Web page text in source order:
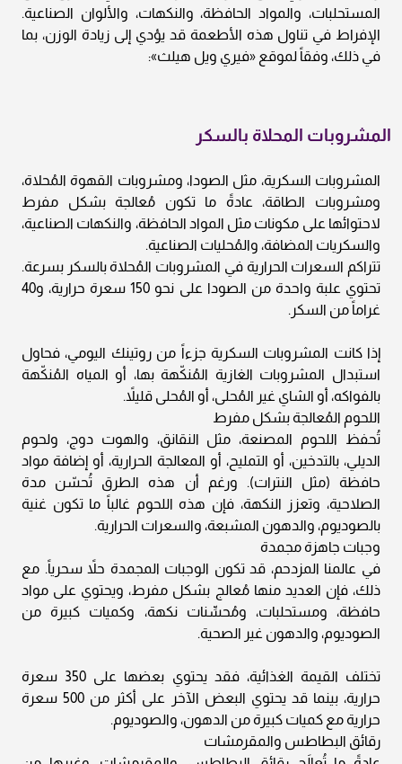
المستحلبات، والمواد الحافظة، والنكهات، والألوان الصناعية.
الإفراط في تناول هذه الأطعمة قد يؤدي إلى زيادة الوزن، بما
في ذلك، وفقاً لموقع «فيري ويل هيلث»:
المشروبات المحلاة بالسكر
المشروبات السكرية، مثل الصودا، ومشروبات القهوة المُحلاة،
ومشروبات الطاقة، عادةً ما تكون مُعالجة بشكل مفرط
لاحتوائها على مكونات مثل المواد الحافظة، والنكهات الصناعية،
والسكريات المضافة، والمُحليات الصناعية.
تتراكم السعرات الحرارية في المشروبات المُحلاة بالسكر بسرعة.
تحتوي علبة واحدة من الصودا على نحو 150 سعرة حرارية، و40
غراماً من السكر.
إذا كانت المشروبات السكرية جزءاً من روتينك اليومي، فحاول
استبدال المشروبات الغازية المُنكّهة بها، أو المياه المُنكّهة
بالفواكه، أو الشاي غير المُحلى، أو المُحلى قليلاً.
اللحوم المُعالجة بشكل مفرط
تُحفظ اللحوم المصنعة، مثل النقانق، والهوت دوج، ولحوم
الديلي، بالتدخين، أو التمليح، أو المعالجة الحرارية، أو إضافة مواد
حافظة (مثل النترات). ورغم أن هذه الطرق تُحسّن مدة
الصلاحية، وتعزز النكهة، فإن هذه اللحوم غالباً ما تكون غنية
بالصوديوم، والدهون المشبعة، والسعرات الحرارية.
وجبات جاهزة مجمدة
في عالمنا المزدحم، قد تكون الوجبات المجمدة حلاً سحرياً. مع
ذلك، فإن العديد منها مُعالج بشكل مفرط، ويحتوي على مواد
حافظة، ومستحلبات، ومُحسِّنات نكهة، وكميات كبيرة من
الصوديوم، والدهون غير الصحية.
تختلف القيمة الغذائية، فقد يحتوي بعضها على 350 سعرة
حرارية، بينما قد يحتوي البعض الآخر على أكثر من 500 سعرة
حرارية مع كميات كبيرة من الدهون، والصوديوم.
رقائق البطاطس والمقرمشات